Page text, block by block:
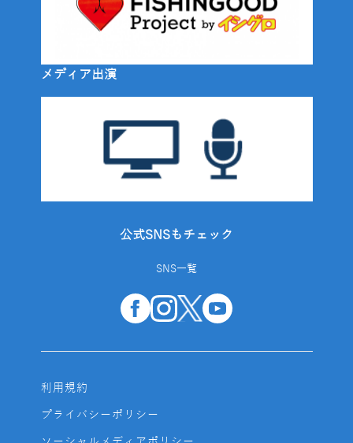
メディア出演
公式SNSもチェック
SNS一覧
利用規約
プライバシーポリシー